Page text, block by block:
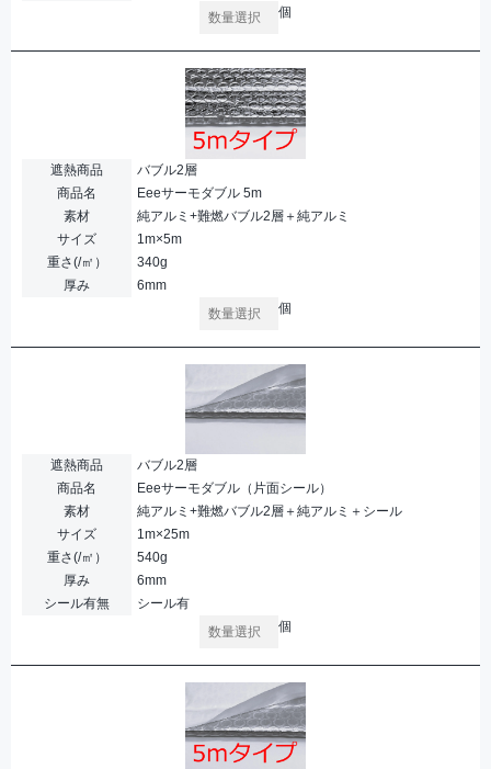
個
遮熱商品
バブル2層
商品名
Eeeサーモダブル 5m
素材
純アルミ+難燃バブル2層＋純アルミ
サイズ
1m×5m
重さ(/㎡）
340g
厚み
6mm
個
遮熱商品
バブル2層
商品名
Eeeサーモダブル（片面シール）
素材
純アルミ+難燃バブル2層＋純アルミ＋シール
サイズ
1m×25m
重さ(/㎡）
540g
厚み
6mm
シール有無
シール有
個